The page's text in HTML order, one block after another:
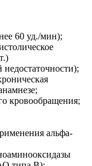
60 уд./мин);
недостаточности);
кровообращения;
альфа-